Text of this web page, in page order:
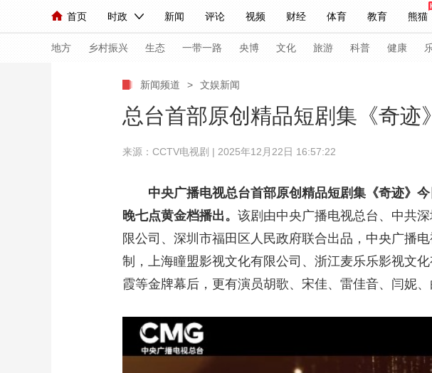
首页 时政 新闻 评论 视频 财经 体育 教育 熊猫
人民领袖习近平 联播+ 中国领导人 央视快评 习式妙语 热解读 天天
直播 栏目大全 节目单 听音 微视频 主持人 下载央视影音
海外频道 iPanda English Монгол
地方 乡村振兴 生态 一带一路 央博 文化 旅游 科普 健康
人民领袖习近平 联播+ 热解读 天天学习 习式妙语 央视快评
小央视频 小央直播 直播中国 熊猫频道 VR/AR 4K
前线 比划 快看 蓝海中国 新兵请入列 人生第一次
直播 竞猜 2026年世界杯 2026年冬奥会 CBA NBA
乡村振兴
云顶对话 超级工厂
新闻频道 > 文娱新闻
总台首部原创精品短剧集《奇迹
来源： CCTV电视剧 | 2025年12月22日 16:57:22
中央广播电视总台首部原创精品短剧集 《奇迹》
晚七点黄金档播出。 该剧由中央广播电视总台、中共
限公司、深圳市福田区人民政府联合出品，中央广播
制，上海瞳盟影视文化有限公司、浙江麦乐乐影视文
霞等金牌幕后，更有演员胡歌、宋佳、雷佳音、闫妮